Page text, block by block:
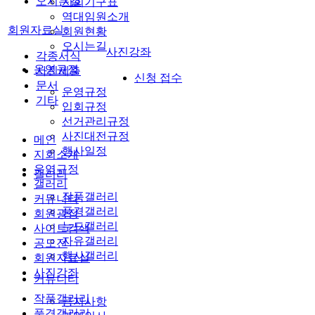
역대임원소개
회원현황
오시는길
운영규정
운영규정
입회규정
선거관리규정
사진대전규정
행사일정
갤러리
작품갤러리
풍경갤러리
누드갤러리
자유갤러리
행사갤러리
커뮤니티
공지사항
회원자료실
각종서식
사진제출
문서
기타
사진강좌
신청 접수
메인
지회소개
운영규정
갤러리
커뮤니티
회원광장
사이트검색
공모전
회원자료실
사진강좌
작품갤러리